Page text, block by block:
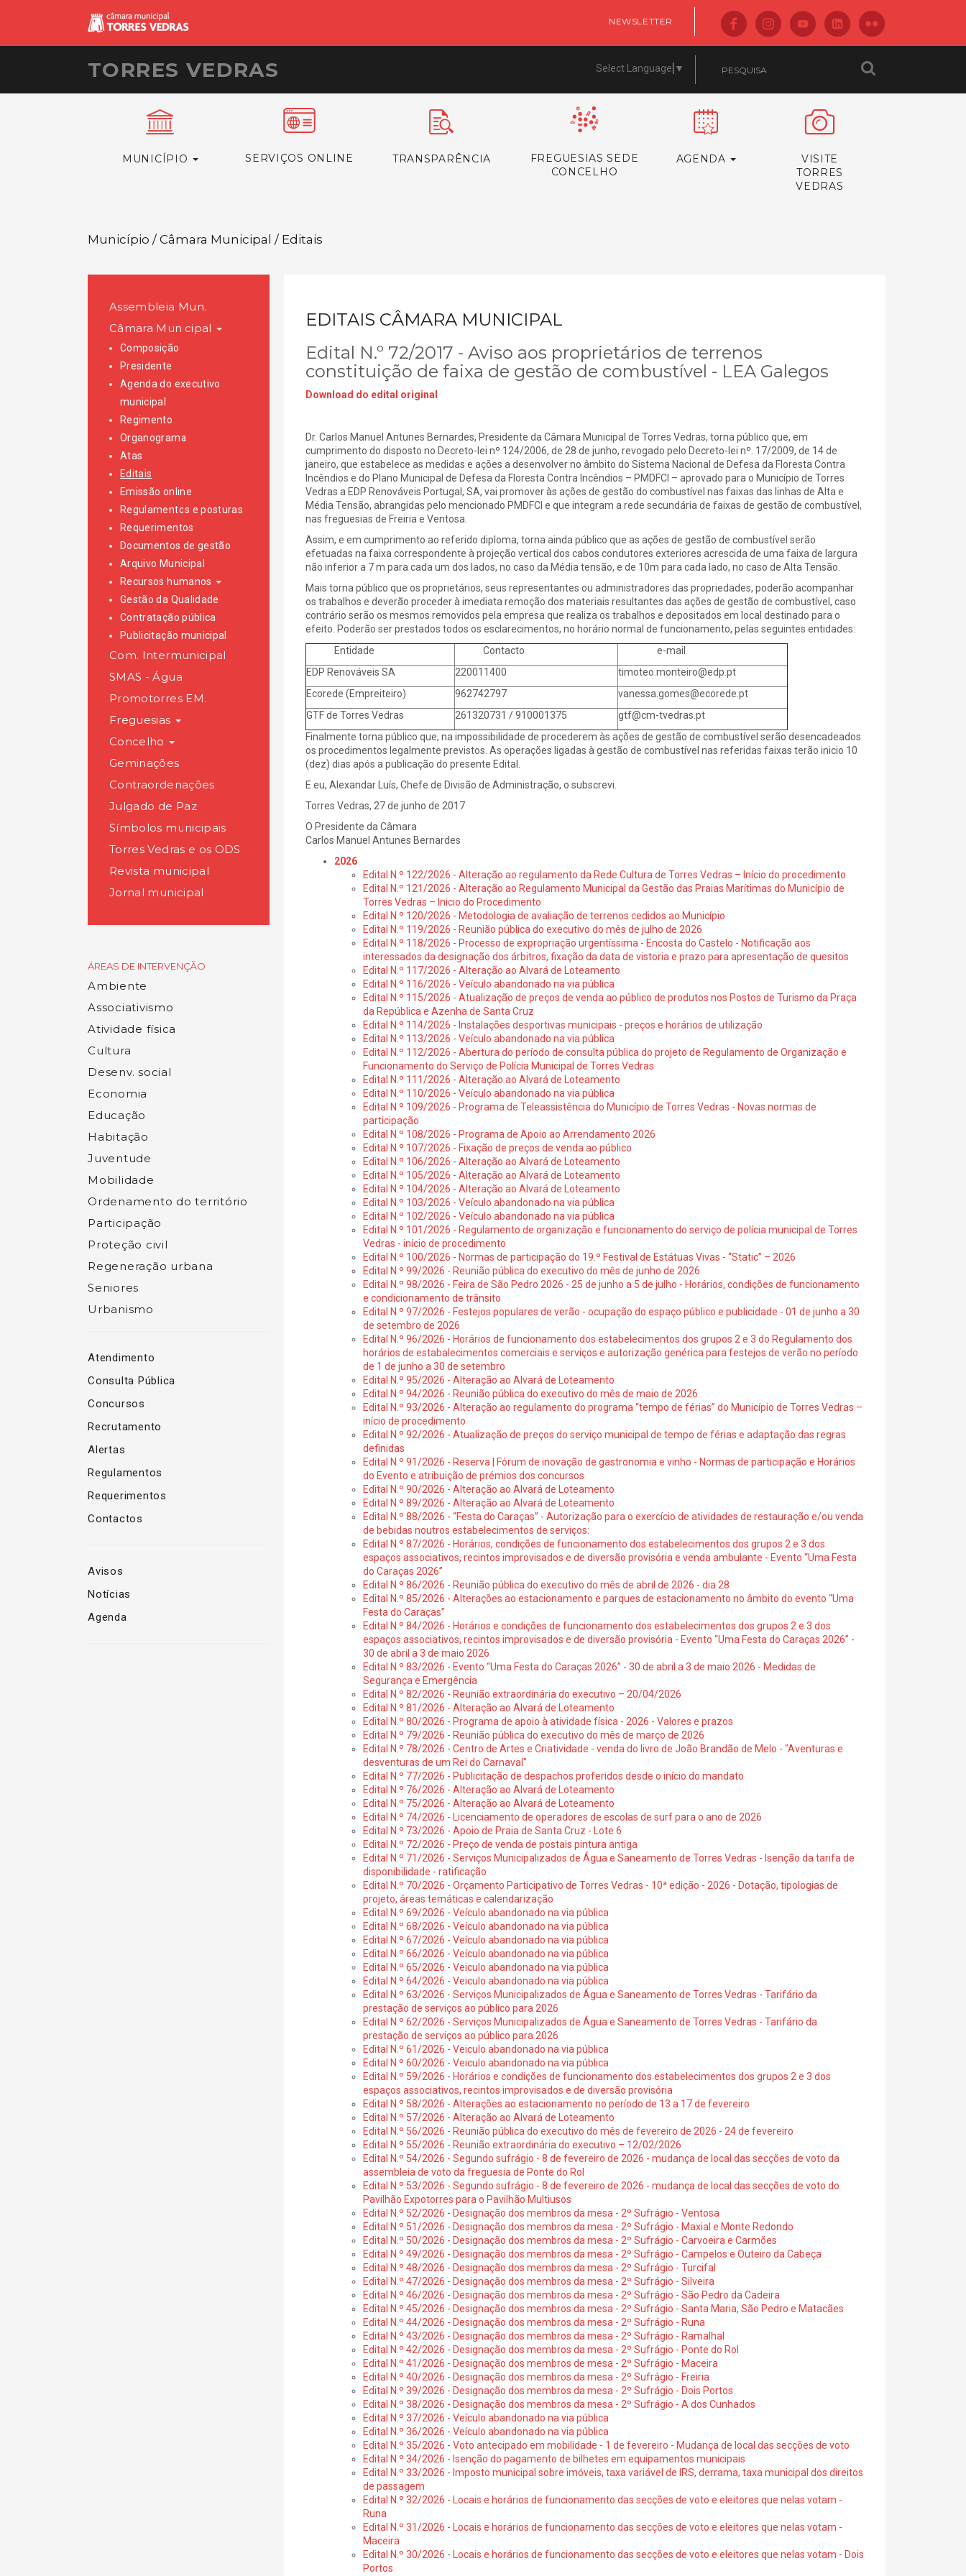
NEWSLETTER
TORRES VEDRAS Select Language ▼
MUNICÍPIO SERVIÇOS ONLINE TRANSPARÊNCIA
FREGUESIAS SEDE
CONCELHO
AGENDA
VISITE
TORRES
VEDRAS
Município / Câmara Municipal / Editais
Assembleia Mun.
Câmara Municipal
Composição
Presidente
Agenda do executivo
municipal
Regimento
Organograma
Atas
Editais
Emissão online
Regulamentos e posturas
Requerimentos
Documentos de gestão
Arquivo Municipal
Recursos humanos
Gestão da Qualidade
Contratação pública
Publicitação municipal
Com. Intermunicipal
SMAS - Água
Promotorres EM.
Freguesias
Concelho
Geminações
Contraordenações
Julgado de Paz
Símbolos municipais
Torres Vedras e os ODS
Revista municipal
Jornal municipal
ÁREAS DE INTERVENÇÃO
Ambiente
Associativismo
Atividade física
Cultura
Desenv. social
Economia
Educação
Habitação
Juventude
Mobilidade
Ordenamento do território
Participação
Proteção civil
Regeneração urbana
Seniores
Urbanismo
Atendimento
Consulta Pública
Concursos
Recrutamento
Alertas
Regulamentos
Requerimentos
Contactos
Avisos
Notícias
Agenda
EDITAIS CÂMARA MUNICIPAL
Edital N.º 72/2017 - Aviso aos proprietários de terrenos
constituição de faixa de gestão de combustível - LEA Galegos
Download do edital original
Dr. Carlos Manuel Antunes Bernardes, Presidente da Câmara Municipal de Torres Vedras, torna público que, em
cumprimento do disposto no Decreto-lei nº 124/2006, de 28 de junho, revogado pelo Decreto-lei nº. 17/2009, de 14 de
janeiro, que estabelece as medidas e ações a desenvolver no âmbito do Sistema Nacional de Defesa da Floresta Contra
Incêndios e do Plano Municipal de Defesa da Floresta Contra Incêndios – PMDFCI – aprovado para o Município de Torres
Vedras a EDP Renováveis Portugal, SA, vai promover às ações de gestão do combustível nas faixas das linhas de Alta e
Média Tensão, abrangidas pelo mencionado PMDFCI e que integram a rede secundária de faixas de gestão de combustível,
nas freguesias de Freiria e Ventosa.
Assim, e em cumprimento ao referido diploma, torna ainda público que as ações de gestão de combustível serão
efetuadas na faixa correspondente à projeção vertical dos cabos condutores exteriores acrescida de uma faixa de largura
não inferior a 7 m para cada um dos lados, no caso da Média tensão, e de 10m para cada lado, no caso de Alta Tensão.
Mais torna público que os proprietários, seus representantes ou administradores das propriedades, poderão acompanhar
os trabalhos e deverão proceder à imediata remoção dos materiais resultantes das ações de gestão de combustível, caso
contrário serão os mesmos removidos pela empresa que realiza os trabalhos e depositados em local destinado para o
efeito. Poderão ser prestados todos os esclarecimentos, no horário normal de funcionamento, pelas seguintes entidades:
Entidade
Contacto
e-mail
EDP Renováveis SA
220011400
timoteo.monteiro@edp.pt
Ecorede (Empreiteiro)
962742797
vanessa.gomes@ecorede.pt
GTF de Torres Vedras
261320731 / 910001375
gtf@cm-tvedras.pt
Finalmente torna público que, na impossibilidade de procederem às ações de gestão de combustível serão desencadeados
os procedimentos legalmente previstos. As operações ligadas à gestão de combustível nas referidas faixas terão inicio 10
(dez) dias após a publicação do presente Edital.
E eu, Alexandar Luís, Chefe de Divisão de Administração, o subscrevi.
Torres Vedras, 27 de junho de 2017
O Presidente da Câmara
Carlos Manuel Antunes Bernardes
2026
Edital N.º 122/2026 - Alteração ao regulamento da Rede Cultura de Torres Vedras – Início do procedimento
Edital N.º 121/2026 - Alteração ao Regulamento Municipal da Gestão das Praias Marítimas do Município de
Torres Vedras – Inicio do Procedimento
Edital N.º 120/2026 - Metodologia de avaliação de terrenos cedidos ao Município
Edital N.º 119/2026 - Reunião pública do executivo do mês de julho de 2026
Edital N.º 118/2026 - Processo de expropriação urgentíssima - Encosta do Castelo - Notificação aos
interessados da designação dos árbitros, fixação da data de vistoria e prazo para apresentação de quesitos
Edital N.º 117/2026 - Alteração ao Alvará de Loteamento
Edital N.º 116/2026 - Veículo abandonado na via pública
Edital N.º 115/2026 - Atualização de preços de venda ao público de produtos nos Postos de Turismo da Praça
da República e Azenha de Santa Cruz
Edital N.º 114/2026 - Instalações desportivas municipais - preços e horários de utilização
Edital N.º 113/2026 - Veículo abandonado na via pública
Edital N.º 112/2026 - Abertura do período de consulta pública do projeto de Regulamento de Organização e
Funcionamento do Serviço de Polícia Municipal de Torres Vedras
Edital N.º 111/2026 - Alteração ao Alvará de Loteamento
Edital N.º 110/2026 - Veículo abandonado na via pública
Edital N.º 109/2026 - Programa de Teleassistência do Município de Torres Vedras - Novas normas de
participação
Edital N.º 108/2026 - Programa de Apoio ao Arrendamento 2026
Edital N.º 107/2026 - Fixação de preços de venda ao público
Edital N.º 106/2026 - Alteração ao Alvará de Loteamento
Edital N.º 105/2026 - Alteração ao Alvará de Loteamento
Edital N.º 104/2026 - Alteração ao Alvará de Loteamento
Edital N.º 103/2026 - Veículo abandonado na via pública
Edital N.º 102/2026 - Veículo abandonado na via pública
Edital N.º 101/2026 - Regulamento de organização e funcionamento do serviço de polícia municipal de Torres
Vedras - início de procedimento
Edital N.º 100/2026 - Normas de participação do 19.º Festival de Estátuas Vivas - “Static” – 2026
Edital N.º 99/2026 - Reunião pública do executivo do mês de junho de 2026
Edital N.º 98/2026 - Feira de São Pedro 2026 - 25 de junho a 5 de julho - Horários, condições de funcionamento
e condicionamento de trânsito
Edital N.º 97/2026 - Festejos populares de verão - ocupação do espaço público e publicidade - 01 de junho a 30
de setembro de 2026
Edital N.º 96/2026 - Horários de funcionamento dos estabelecimentos dos grupos 2 e 3 do Regulamento dos
horários de estabalecimentos comerciais e serviços e autorização genérica para festejos de verão no período
de 1 de junho a 30 de setembro
Edital N.º 95/2026 - Alteração ao Alvará de Loteamento
Edital N.º 94/2026 - Reunião pública do executivo do mês de maio de 2026
Edital N.º 93/2026 - Alteração ao regulamento do programa “tempo de férias” do Município de Torres Vedras –
início de procedimento
Edital N.º 92/2026 - Atualização de preços do serviço municipal de tempo de férias e adaptação das regras
definidas
Edital N.º 91/2026 - Reserva | Fórum de inovação de gastronomia e vinho - Normas de participação e Horários
do Evento e atribuição de prémios dos concursos
Edital N.º 90/2026 - Alteração ao Alvará de Loteamento
Edital N.º 89/2026 - Alteração ao Alvará de Loteamento
Edital N.º 88/2026 - “Festa do Caraças” - Autorização para o exercício de atividades de restauração e/ou venda
de bebidas noutros estabelecimentos de serviços:
Edital N.º 87/2026 - Horários, condições de funcionamento dos estabelecimentos dos grupos 2 e 3 dos
espaços associativos, recintos improvisados e de diversão provisória e venda ambulante - Evento “Uma Festa
do Caraças 2026”
Edital N.º 86/2026 - Reunião pública do executivo do mês de abril de 2026 - dia 28
Edital N.º 85/2026 - Alterações ao estacionamento e parques de estacionamento no âmbito do evento “Uma
Festa do Caraças”
Edital N.º 84/2026 - Horários e condições de funcionamento dos estabelecimentos dos grupos 2 e 3 dos
espaços associativos, recintos improvisados e de diversão provisória - Evento “Uma Festa do Caraças 2026” -
30 de abril a 3 de maio 2026
Edital N.º 83/2026 - Evento “Uma Festa do Caraças 2026” - 30 de abril a 3 de maio 2026 - Medidas de
Segurança e Emergência
Edital N.º 82/2026 - Reunião extraordinária do executivo – 20/04/2026
Edital N.º 81/2026 - Alteração ao Alvará de Loteamento
Edital N.º 80/2026 - Programa de apoio à atividade física - 2026 - Valores e prazos
Edital N.º 79/2026 - Reunião pública do executivo do mês de março de 2026
Edital N.º 78/2026 - Centro de Artes e Criatividade - venda do livro de João Brandão de Melo - "Aventuras e
desventuras de um Rei do Carnaval"
Edital N.º 77/2026 - Publicitação de despachos proferidos desde o início do mandato
Edital N.º 76/2026 - Alteração ao Alvará de Loteamento
Edital N.º 75/2026 - Alteração ao Alvará de Loteamento
Edital N.º 74/2026 - Licenciamento de operadores de escolas de surf para o ano de 2026
Edital N.º 73/2026 - Apoio de Praia de Santa Cruz - Lote 6
Edital N.º 72/2026 - Preço de venda de postais pintura antiga
Edital N.º 71/2026 - Serviços Municipalizados de Água e Saneamento de Torres Vedras - Isenção da tarifa de
disponibilidade - ratificação
Edital N.º 70/2026 - Orçamento Participativo de Torres Vedras - 10ª edição - 2026 - Dotação, tipologias de
projeto, áreas temáticas e calendarização
Edital N.º 69/2026 - Veículo abandonado na via pública
Edital N.º 68/2026 - Veículo abandonado na via pública
Edital N.º 67/2026 - Veículo abandonado na via pública
Edital N.º 66/2026 - Veículo abandonado na via pública
Edital N.º 65/2026 - Veiculo abandonado na via pública
Edital N.º 64/2026 - Veiculo abandonado na via pública
Edital N.º 63/2026 - Serviços Municipalizados de Água e Saneamento de Torres Vedras - Tarifário da
prestação de serviços ao público para 2026
Edital N.º 62/2026 - Serviços Municipalizados de Água e Saneamento de Torres Vedras - Tarifário da
prestação de serviços ao público para 2026
Edital N.º 61/2026 - Veiculo abandonado na via pública
Edital N.º 60/2026 - Veiculo abandonado na via pública
Edital N.º 59/2026 - Horários e condições de funcionamento dos estabelecimentos dos grupos 2 e 3 dos
espaços associativos, recintos improvisados e de diversão provisória
Edital N.º 58/2026 - Alterações ao estacionamento no período de 13 a 17 de fevereiro
Edital N.º 57/2026 - Alteração ao Alvará de Loteamento
Edital N.º 56/2026 - Reunião pública do executivo do mês de fevereiro de 2026 - 24 de fevereiro
Edital N.º 55/2026 - Reunião extraordinária do executivo – 12/02/2026
Edital N.º 54/2026 - Segundo sufrágio - 8 de fevereiro de 2026 - mudança de local das secções de voto da
assembleia de voto da freguesia de Ponte do Rol
Edital N.º 53/2026 - Segundo sufrágio - 8 de fevereiro de 2026 - mudança de local das secções de voto do
Pavilhão Expotorres para o Pavilhão Multiusos
Edital N.º 52/2026 - Designação dos membros da mesa - 2º Sufrágio - Ventosa
Edital N.º 51/2026 - Designação dos membros da mesa - 2º Sufrágio - Maxial e Monte Redondo
Edital N.º 50/2026 - Designação dos membros da mesa - 2º Sufrágio - Carvoeira e Carmões
Edital N.º 49/2026 - Designação dos membros da mesa - 2º Sufrágio - Campelos e Outeiro da Cabeça
Edital N.º 48/2026 - Designação dos membros da mesa - 2º Sufrágio - Turcifal
Edital N.º 47/2026 - Designação dos membros da mesa - 2º Sufrágio - Silveira
Edital N.º 46/2026 - Designação dos membros da mesa - 2º Sufrágio - São Pedro da Cadeira
Edital N.º 45/2026 - Designação dos membros da mesa - 2º Sufrágio - Santa Maria, São Pedro e Matacães
Edital N.º 44/2026 - Designação dos membros da mesa - 2º Sufrágio - Runa
Edital N.º 43/2026 - Designação dos membros da mesa - 2º Sufrágio - Ramalhal
Edital N.º 42/2026 - Designação dos membros da mesa - 2º Sufrágio - Ponte do Rol
Edital N.º 41/2026 - Designação dos membros de mesa - 2º Sufrágio - Maceira
Edital N.º 40/2026 - Designação dos membros da mesa - 2º Sufrágio - Freiria
Edital N.º 39/2026 - Designação dos membros da mesa - 2º Sufrágio - Dois Portos
Edital N.º 38/2026 - Designação dos membros da mesa - 2º Sufrágio - A dos Cunhados
Edital N.º 37/2026 - Veículo abandonado na via pública
Edital N.º 36/2026 - Veículo abandonado na via pública
Edital N.º 35/2026 - Voto antecipado em mobilidade - 1 de fevereiro - Mudança de local das secções de voto
Edital N.º 34/2026 - Isenção do pagamento de bilhetes em equipamentos municipais
Edital N.º 33/2026 - Imposto municipal sobre imóveis, taxa variável de IRS, derrama, taxa municipal dos direitos
de passagem
Edital N.º 32/2026 - Locais e horários de funcionamento das secções de voto e eleitores que nelas votam -
Runa
Edital N.º 31/2026 - Locais e horários de funcionamento das secções de voto e eleitores que nelas votam -
Maceira
Edital N.º 30/2026 - Locais e horários de funcionamento das secções de voto e eleitores que nelas votam - Dois
Portos